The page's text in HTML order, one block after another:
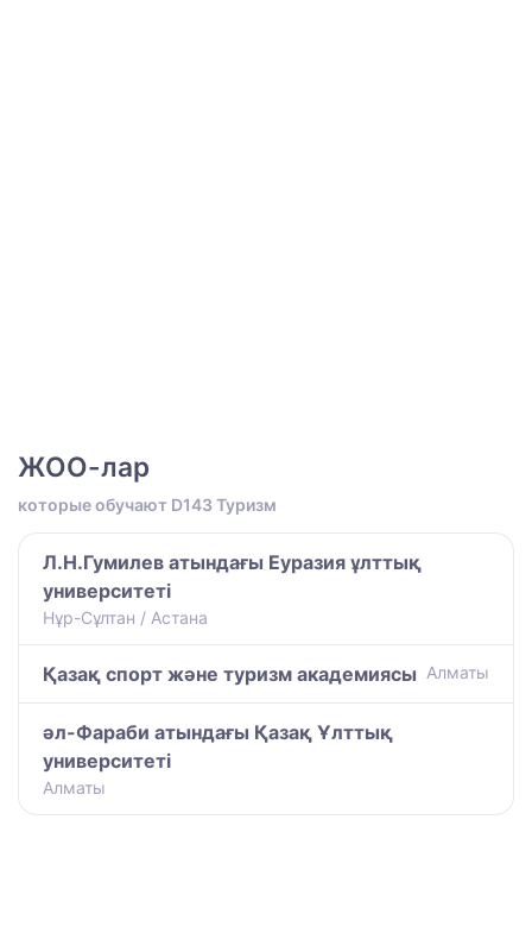
ЖОО-лар
которые обучают D143 Туризм
Л.Н.Гумилев атындағы Еуразия ұлттық
университеті
Нұр-Сұлтан / Астана
Қазақ спорт және туризм академиясы Алматы
әл-Фараби атындағы Қазақ Ұлттық
университеті
Алматы